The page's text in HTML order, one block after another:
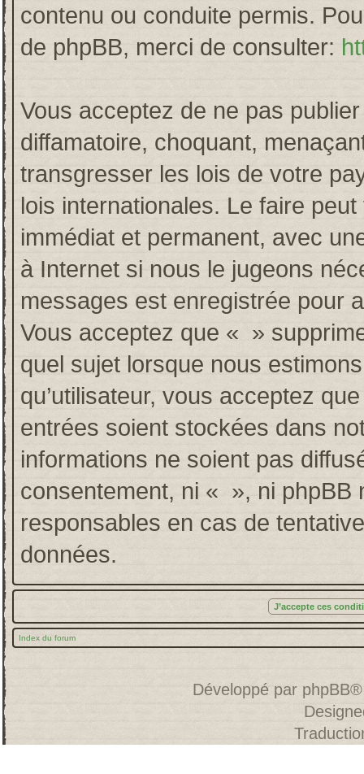
contenu ou conduite permis.
de phpBB, merci de consulter:
Vous acceptez de ne pas
diffamatoire, choquant,
transgresser les lois de votre
lois internationales. Le faire
immédiat et permanent, avec
à Internet si nous le jugeons
messages est enregistrée pour
Vous acceptez que « »
quel sujet lorsque nous
qu’utilisateur, vous acceptez
entrées soient stockées dans
informations ne soient pas
consentement, ni « », ni phpBB
responsables en cas de
données.
Index du forum
Développé par phpBB®